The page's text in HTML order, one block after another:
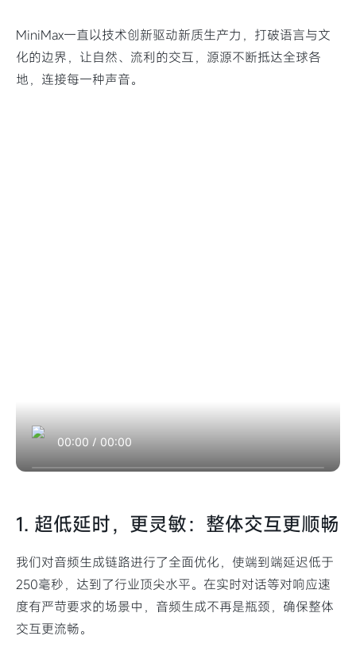
MiniMax一直以技术创新驱动新质生产力，打破语言与文
化的边界，让自然、流利的交互，源源不断抵达全球各
地，连接每一种声音。
00:00 / 00:00
1. 超低延时，更灵敏：整体交互更顺畅
我们对音频生成链路进行了全面优化，使端到端延迟低于
250毫秒，达到了行业顶尖水平。在实时对话等对响应速
度有严苛要求的场景中，音频生成不再是瓶颈，确保整体
交互更流畅。